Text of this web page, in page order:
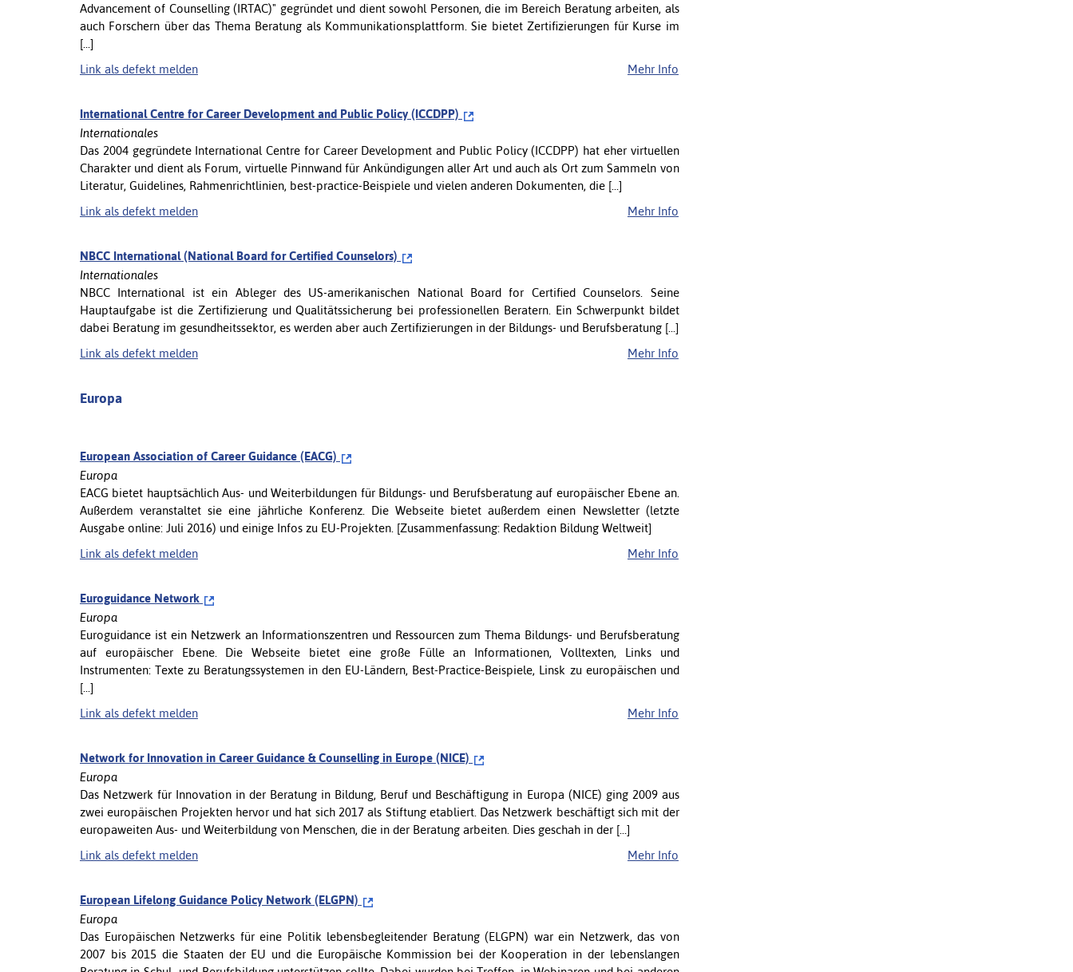
Advancement of Counselling (IRTAC)" gegründet und dient sowohl Personen, die im Bereich Beratung arbeiten, als
auch Forschern über das Thema Beratung als Kommunikationsplattform. Sie bietet Zertifizierungen für Kurse im
[...]
Mehr Info
Link als defekt melden
International Centre for Career Development and Public Policy (ICCDPP)
Internationales
Das 2004 gegründete International Centre for Career Development and Public Policy (ICCDPP) hat eher virtuellen
Charakter und dient als Forum, virtuelle Pinnwand für Ankündigungen aller Art und auch als Ort zum Sammeln von
Literatur, Guidelines, Rahmenrichtlinien, best-practice-Beispiele und vielen anderen Dokumenten, die [...]
Mehr Info
Link als defekt melden
NBCC International (National Board for Certified Counselors)
Internationales
NBCC International ist ein Ableger des US-amerikanischen National Board for Certified Counselors. Seine
Hauptaufgabe ist die Zertifizierung und Qualitätssicherung bei professionellen Beratern. Ein Schwerpunkt bildet
dabei Beratung im gesundheitssektor, es werden aber auch Zertifizierungen in der Bildungs- und Berufsberatung [...]
Mehr Info
Link als defekt melden
Europa
European Association of Career Guidance (EACG)
Europa
EACG bietet hauptsächlich Aus- und Weiterbildungen für Bildungs- und Berufsberatung auf europäischer Ebene an.
Außerdem veranstaltet sie eine jährliche Konferenz. Die Webseite bietet außerdem einen Newsletter (letzte
Ausgabe online: Juli 2016) und einige Infos zu EU-Projekten. [Zusammenfassung: Redaktion Bildung Weltweit]
Mehr Info
Link als defekt melden
Euroguidance Network
Europa
Euroguidance ist ein Netzwerk an Informationszentren und Ressourcen zum Thema Bildungs- und Berufsberatung
auf europäischer Ebene. Die Webseite bietet eine große Fülle an Informationen, Volltexten, Links und
Instrumenten: Texte zu Beratungssystemen in den EU-Ländern, Best-Practice-Beispiele, Linsk zu europäischen und
[...]
Mehr Info
Link als defekt melden
Network for Innovation in Career Guidance & Counselling in Europe (NICE)
Europa
Das Netzwerk für Innovation in der Beratung in Bildung, Beruf und Beschäftigung in Europa (NICE) ging 2009 aus
zwei europäischen Projekten hervor und hat sich 2017 als Stiftung etabliert. Das Netzwerk beschäftigt sich mit der
europaweiten Aus- und Weiterbildung von Menschen, die in der Beratung arbeiten. Dies geschah in der [...]
Mehr Info
Link als defekt melden
European Lifelong Guidance Policy Network (ELGPN)
Europa
Das Europäischen Netzwerks für eine Politik lebensbegleitender Beratung (ELGPN) war ein Netzwerk, das von
2007 bis 2015 die Staaten der EU und die Europäische Kommission bei der Kooperation in der lebenslangen